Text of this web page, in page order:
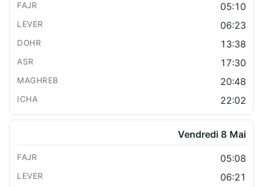
05:10
06:23
13:38
17:30
20:48
22:02
Vendredi 8 Mai
05:08
06:21